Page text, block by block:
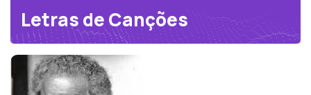
Letras de Canções